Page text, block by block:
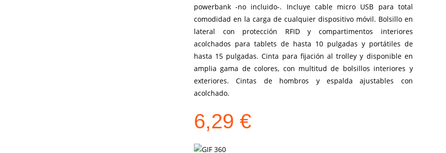
powerbank -no incluido-. Incluye cable micro USB para total
comodidad en la carga de cualquier dispositivo móvil. Bolsillo en
lateral con protección RFID y compartimentos interiores
acolchados para tablets de hasta 10 pulgadas y portátiles de
hasta 15 pulgadas. Cinta para fijación al trolley y disponible en
amplia gama de colores, con multitud de bolsillos interiores y
exteriores. Cintas de hombros y espalda ajustables con
acolchado.
6,29 €